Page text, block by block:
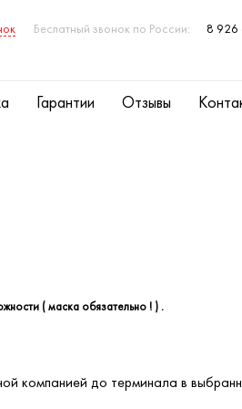
Гарантии Отзывы
Беслатный звонок по России: 8 926
( маска обязательно ! ) .
компанией до терминала в